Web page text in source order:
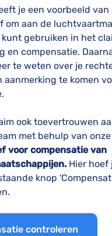
je een voorbeeld van
om aan de
gebruiken in het
en compensatie.
te weten over je
aanmerking te komen
ook toevertrouwen
met behulp van
voor compensatie van
Hier hoef
knop
controleren